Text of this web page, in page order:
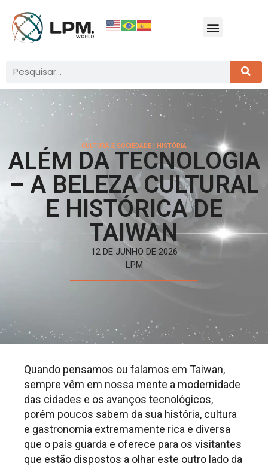
CULTURA E SOCIEDADE | HISTÓRIA
ALÉM DA TECNOLOGIA
– A BELEZA CULTURAL
E HISTÓRICA DE
TAIWAN
12 DE JUNHO DE 2026
LPM
Quando pensamos ou falamos em Taiwan,
sempre vêm em nossa mente a modernidade
das cidades e os avanços tecnológicos,
porém poucos sabem da sua história, cultura
e gastronomia extremamente rica e diversa
que o país guarda e oferece para os visitantes
que estão dispostos a olhar este outro lado da